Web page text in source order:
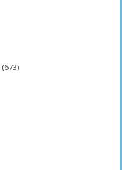
(673)